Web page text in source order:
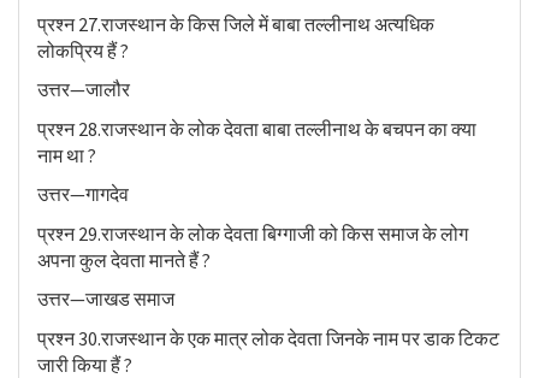
प्रश्न 27.राजस्थान के किस जिले में बाबा तल्लीनाथ अत्यधिक
लोकप्रिय हैं ?
उत्तर—जालौर
प्रश्न 28.राजस्थान के लोक देवता बाबा तल्लीनाथ के बचपन का क्या
नाम था ?
उत्तर—गागदेव
प्रश्न 29.राजस्थान के लोक देवता बिग्गाजी को किस समाज के लोग
अपना कुल देवता मानते हैं ?
उत्तर—जाखड समाज
प्रश्न 30.राजस्थान के एक मात्र लोक देवता जिनके नाम पर डाक टिकट
जारी किया हैं ?